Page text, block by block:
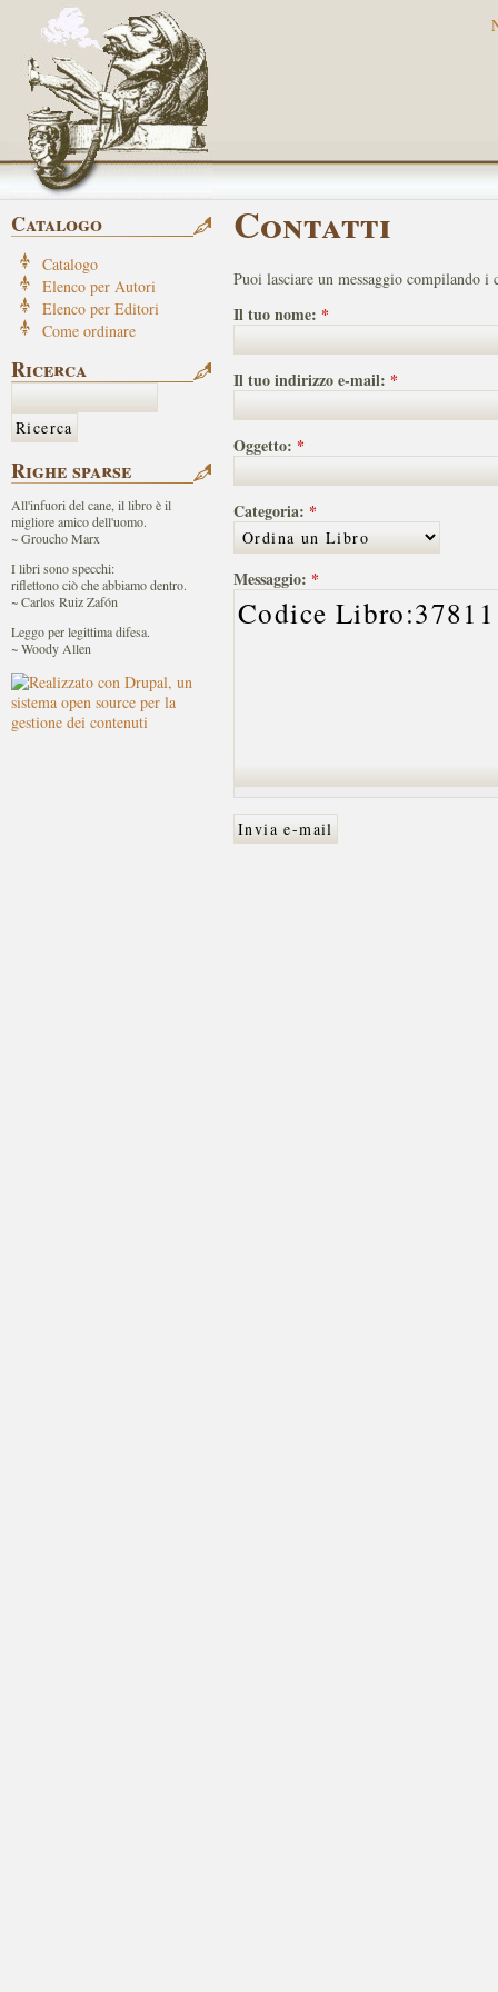
Contatti
Puoi lasciare un messaggio compilando i
Il tuo nome: *
Il tuo indirizzo e-mail: *
Oggetto: *
Categoria: *
Messaggio: *
Catalogo
Catalogo
Elenco per Autori
Elenco per Editori
Come ordinare
Ricerca
Righe sparse
All'infuori del cane, il libro è il
migliore amico dell'uomo.
~ Groucho Marx
I libri sono specchi:
riflettono ciò che abbiamo dentro.
~ Carlos Ruiz Zafón
Leggo per legittima difesa.
~ Woody Allen